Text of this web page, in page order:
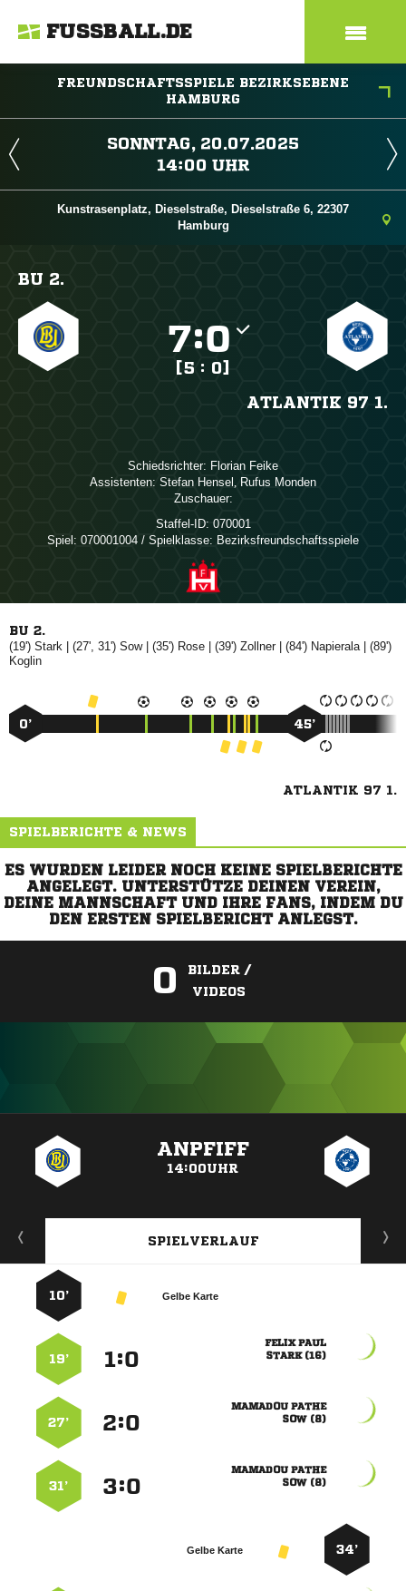
FUSSBALL.DE
FREUNDSCHAFTSSPIELE BEZIRKSEBENE
HAMBURG
 
 
Kunstrasenplatz, Dieselstraße, Dieselstraße 6, 22307
Hamburg
BU 2.
:
[5 : 0]
ATLANTIK 97 1.
Schiedsrichter:  
Assistenten:   ,  
Zuschauer:
Staffel-ID: 070001
Spiel: 070001004 / Spielklasse: Bezirksfreundschaftsspiele
BU 2.
(19')  | (27', 31') | (35')  | (39') | (84') | (89')

0’ 45’
ATLANTIK 97 1.
SPIELBERICHTE & NEWS
ES WURDEN LEIDER NOCH KEINE SPIELBERICHTE
ANGELEGT. UNTERSTÜTZE DEINEN VEREIN,
DEINE MANNSCHAFT UND IHRE FANS, INDEM DU
DEN ERSTEN SPIELBERICHT ANLEGST.
0
BILDER /
VIDEOS
ANPFIFF
14:00UHR
SPIELVERLAUF
Gelbe Karte
10’
 
 
:
19’
 
 
:
27’
 
 
:
31’
34’
Gelbe Karte